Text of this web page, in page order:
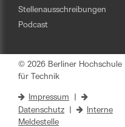
Stellenausschreibungen
Podcast
© 2026 Berliner Hochschule
für Technik
Impressum
Datenschutz
Interne
Meldestelle